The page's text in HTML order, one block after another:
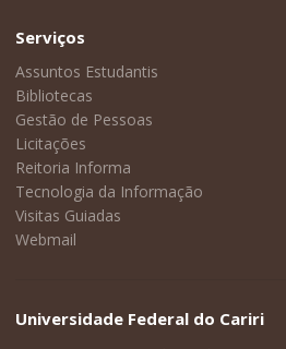
Serviços
Assuntos Estudantis
Bibliotecas
Gestão de Pessoas
Licitações
Reitoria Informa
Tecnologia da Informação
Visitas Guiadas
Webmail
Universidade Federal do Cariri